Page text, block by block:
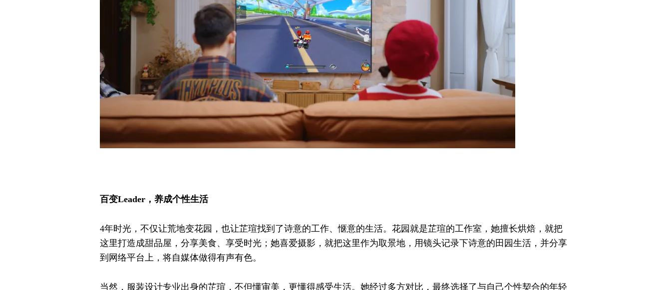
百变Leader，养成个性生活
4年时光，不仅让荒地变花园，也让芷瑄找到了诗意的工作、惬意的生活。花园就是芷瑄的工作室，她擅长烘焙，就把
这里打造成甜品屋，分享美食、享受时光；她喜爱摄影，就把这里作为取景地，用镜头记录下诗意的田园生活，并分享
到网络平台上，将自媒体做得有声有色。
当然，服装设计专业出身的芷瑄，不但懂审美，更懂得感受生活。她经过多方对比，最终选择了与自己个性契合的年轻